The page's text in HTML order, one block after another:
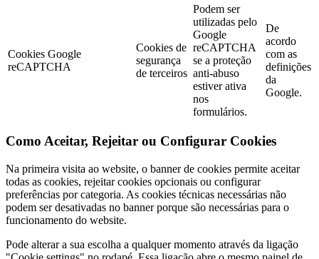
Cookies Google
reCAPTCHA
Cookies de
segurança
de terceiros
Podem ser
utilizadas pelo
Google
reCAPTCHA
se a proteção
anti-abuso
estiver ativa
nos
formulários.
De
acordo
com as
definições
da
Google.
Como Aceitar, Rejeitar ou Configurar Cookies
Na primeira visita ao website, o banner de cookies permite aceitar
todas as cookies, rejeitar cookies opcionais ou configurar
preferências por categoria. As cookies técnicas necessárias não
podem ser desativadas no banner porque são necessárias para o
funcionamento do website.
Pode alterar a sua escolha a qualquer momento através da ligação